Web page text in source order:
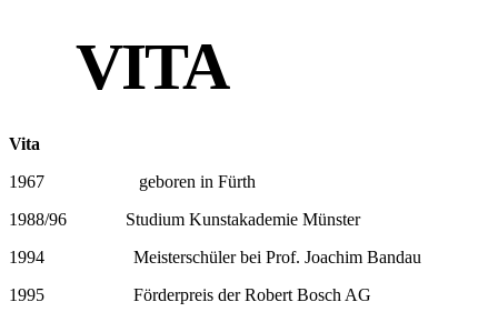
VITA
Vita
1967
geboren in Fürth
1988/96
Studium Kunstakademie Münster
1994
Meisterschüler bei Prof. Joachim Bandau
1995
Förderpreis der Robert Bosch AG